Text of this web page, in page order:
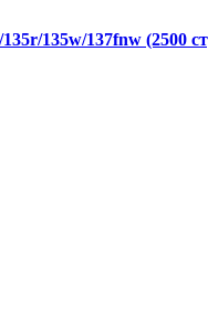
135w/137fnw (2500